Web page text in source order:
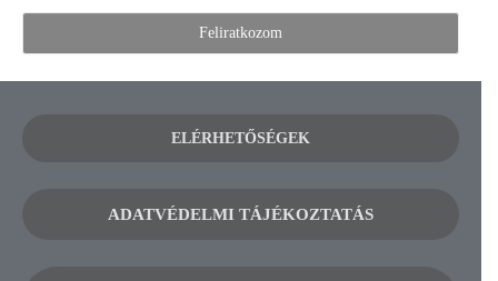
ELÉRHETŐSÉGEK
ADATVÉDELMI TÁJÉKOZTATÁS